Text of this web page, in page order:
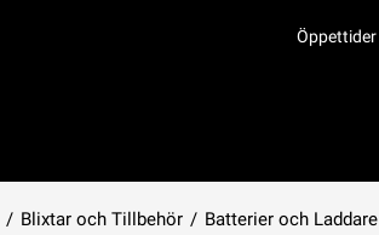
Öppettider
/ Blixtar och Tillbehör / Batterier och Laddare